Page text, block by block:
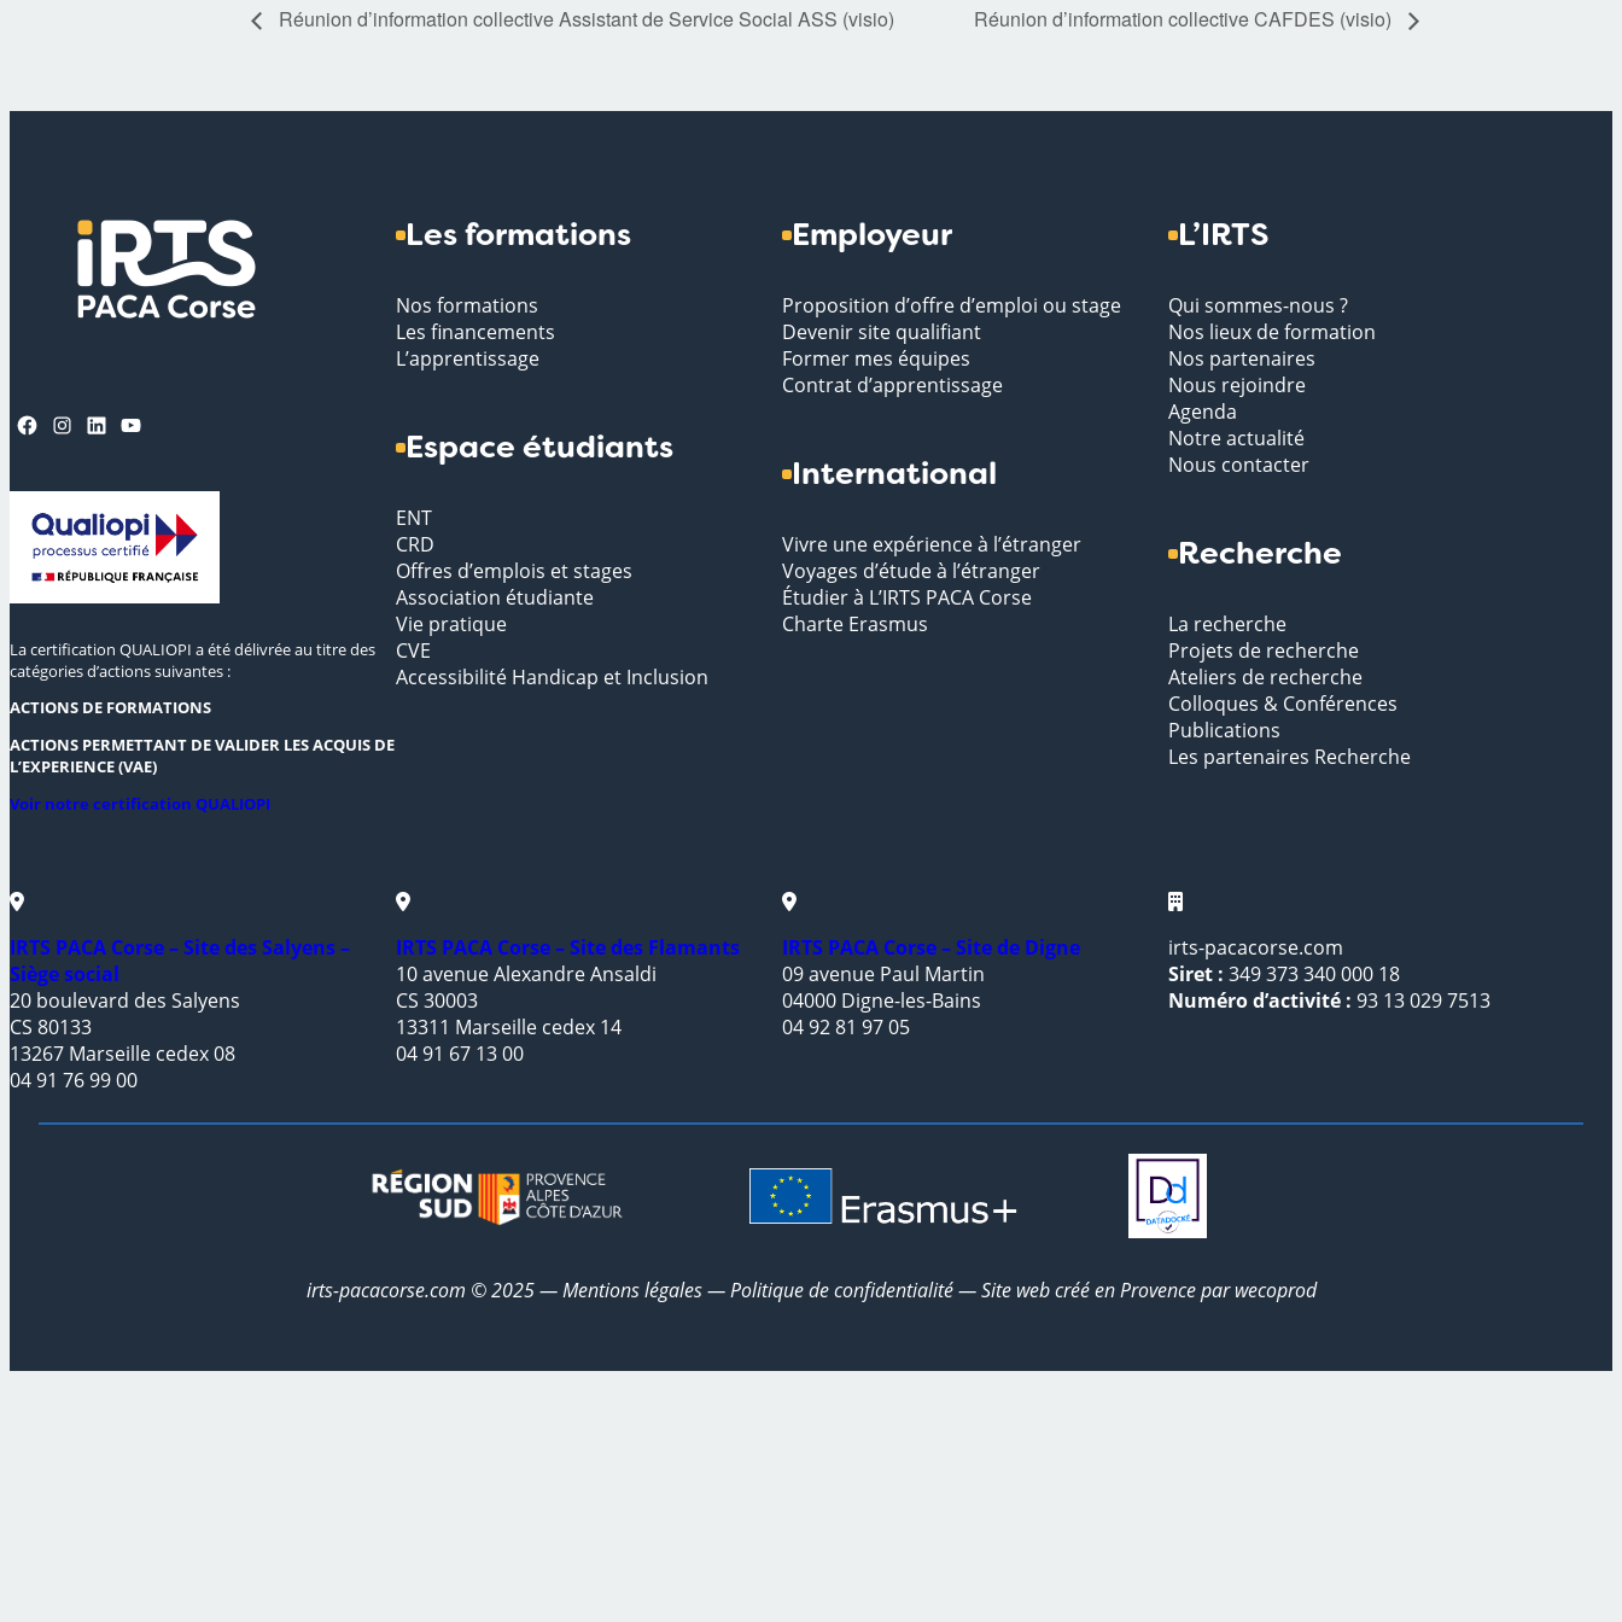
Réunion d’information collective Assistant de Service Social ASS (visio) Réunion d’information collective CAFDES (visio)
Facebook Instagram LinkedIn YouTube
La certification QUALIOPI a été délivrée au titre des
catégories d’actions suivantes :
ACTIONS DE FORMATIONS
ACTIONS PERMETTANT DE VALIDER LES ACQUIS DE
L’EXPERIENCE (VAE)
Voir notre certification QUALIOPI
Les formations
Nos formations
Les financements
L’apprentissage
Espace étudiants
ENT
CRD
Offres d’emplois et stages
Association étudiante
Vie pratique
CVE
Accessibilité Handicap et Inclusion
Employeur
Proposition d’offre d’emploi ou stage
Devenir site qualifiant
Former mes équipes
Contrat d’apprentissage
International
Vivre une expérience à l’étranger
Voyages d’étude à l’étranger
Étudier à L’IRTS PACA Corse
Charte Erasmus
L’IRTS
Qui sommes-nous ?
Nos lieux de formation
Nos partenaires
Nous rejoindre
Agenda
Notre actualité
Nous contacter
Recherche
La recherche
Projets de recherche
Ateliers de recherche
Colloques & Conférences
Publications
Les partenaires Recherche
IRTS PACA Corse – Site des Salyens –
Siège social
20 boulevard des Salyens
CS 80133
13267 Marseille cedex 08
04 91 76 99 00
IRTS PACA Corse – Site des Flamants
10 avenue Alexandre Ansaldi
CS 30003
13311 Marseille cedex 14
04 91 67 13 00
IRTS PACA Corse – Site de Digne
09 avenue Paul Martin
04000 Digne-les-Bains
04 92 81 97 05
irts-pacacorse.com
Siret : 349 373 340 000 18
Numéro d’activité : 93 13 029 7513
irts-pacacorse.com © 2025 — Mentions légales— Politique de confidentialité— Site web créé en Provence parwecoprod